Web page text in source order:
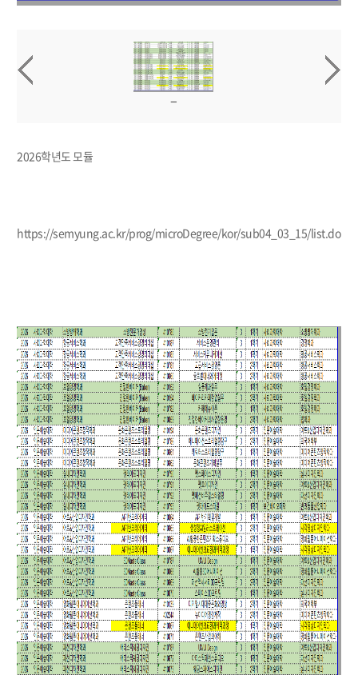
2026학년도 모듈
https://semyung.ac.kr/prog/microDegree/kor/sub04_03_15/list.do